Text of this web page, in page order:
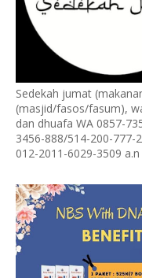
Sedekah jumat
(masjid/fasos/fasum),
dan dhuafa WA 0857-
3456-888/514-200-777-
012-2011-6029-3509